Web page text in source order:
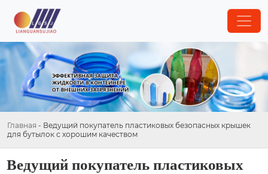
Главная - Ведущий покупатель пластиковых безопасных крышек
для бутылок с хорошим качеством
Ведущий покупатель пластиковых